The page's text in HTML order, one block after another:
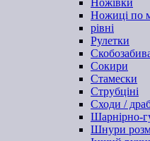
Ножівки
Ножиці по
рівні
Рулетки
Сокири
Стамески
Струбціні
Сходи /
Шарнірно-
Шнури